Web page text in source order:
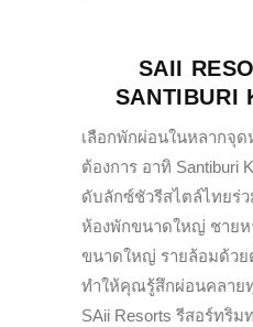
SAII
SANTIBURI
เลือกพักผ่อนในหลากจุ
ต้องการ อาทิ Santiburi
ดับลักซ์ชัวรีสไตล์ไทยร่
ห้องพักขนาดใหญ่ ชายห
ขนาดใหญ่ รายล้อมด้วย
ทำให้คุณรู้สึกผ่อนคลาย
SAii Resorts รีสอร์ทริ